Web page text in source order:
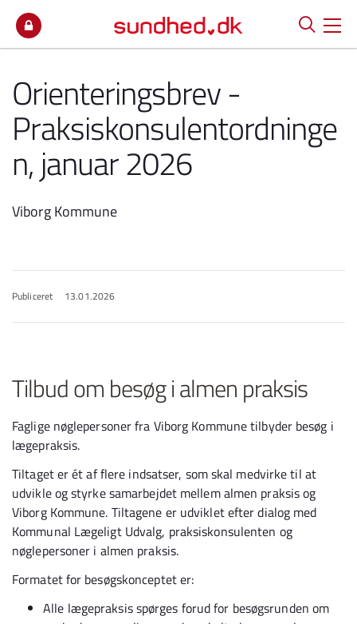
Orienteringsbrev -
Praksiskonsulentordninge
n, januar 2026
Viborg Kommune
Publiceret 13.01.2026
Tilbud om besøg i almen praksis
Faglige nøglepersoner fra Viborg Kommune tilbyder besøg i
lægepraksis.
Tiltaget er ét af flere indsatser, som skal medvirke til at
udvikle og styrke samarbejdet mellem almen praksis og
Viborg Kommune. Tiltagene er udviklet efter dialog med
Kommunal Lægeligt Udvalg, praksiskonsulenten og
nøglepersoner i almen praksis.
Formatet for besøgskonceptet er:
Alle lægepraksis spørges forud for besøgsrunden om